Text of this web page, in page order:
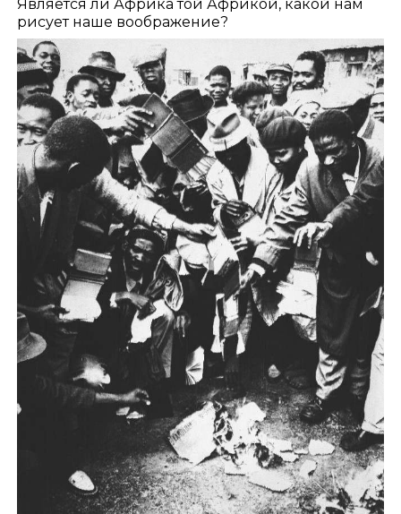
Является ли Африка той Африкой, какой нам
рисует наше воображение?